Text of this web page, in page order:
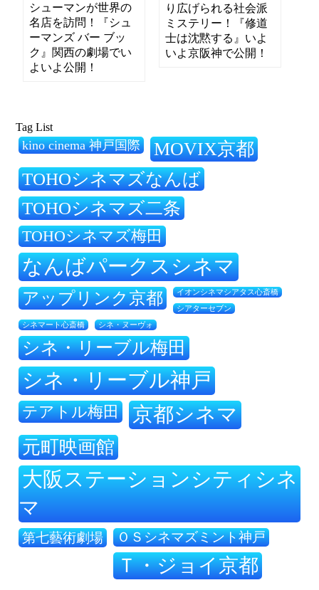
シューマンが世界の
名店を訪問！『シュ
ーマンズ バー ブッ
ク』関西の劇場でい
よいよ公開！
り広げられる社会派
ミステリー！『修道
士は沈黙する』いよ
いよ京阪神で公開！
Tag List
kino cinema 神戸国際 MOVIX京都
TOHOシネマズなんば
TOHOシネマズ二条
TOHOシネマズ梅田
なんばパークスシネマ
アップリンク京都 イオンシネマシアタス心斎橋
シアターセブン
シネマート心斎橋 シネ・ヌーヴォ
シネ・リーブル梅田
シネ・リーブル神戸
テアトル梅田 京都シネマ
元町映画館
大阪ステーションシティシネ
マ
第七藝術劇場 ＯＳシネマズミント神戸
Ｔ・ジョイ京都